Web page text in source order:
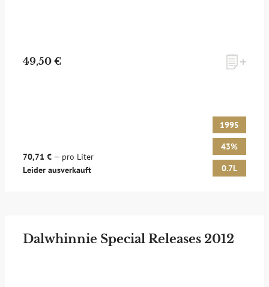
49,50 €
70,71 € — pro Liter
Leider ausverkauft
1995
43%
0.7L
Dalwhinnie Special Releases 2012